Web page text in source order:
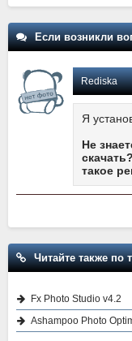
Если возникли
Rediska
Я
Не
такое
Читайте также по
Fx Photo Studio v4.2
Ashampoo Photo